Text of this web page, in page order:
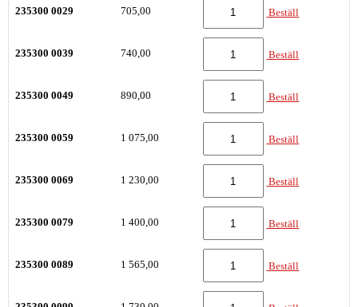
235300 0029 705,00 Beställ
235300 0039 740,00 Beställ
235300 0049 890,00 Beställ
235300 0059 1 075,00 Beställ
235300 0069 1 230,00 Beställ
235300 0079 1 400,00 Beställ
235300 0089 1 565,00 Beställ